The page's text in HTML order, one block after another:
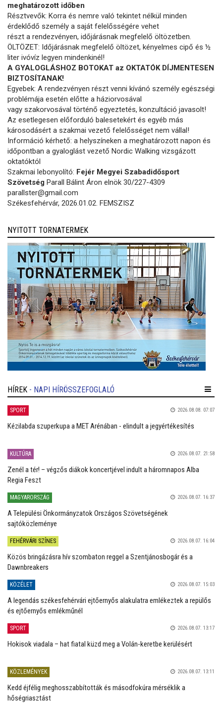
meghatározott időben
Résztvevők: Korra és nemre való tekintet nélkül minden
érdeklődő személy a saját felelősségére vehet
részt a rendezvényen, időjárásnak megfelelő öltözetben.
ÖLTÖZET: Időjárásnak megfelelő öltözet, kényelmes cipő és ½
liter ivóvíz legyen mindenkinél!
A GYALOGLÁSHOZ BOTOKAT az OKTATÓK DÍJMENTESEN
BIZTOSÍTANAK!
Egyebek: A rendezvényen részt venni kívánó személy egészségi
problémája esetén előtte a háziorvosával
vagy szakorvosával történő egyeztetés, konzultáció javasolt!
Az esetlegesen előforduló balesetekért és egyéb más
károsodásért a szakmai vezető felelősséget nem vállal!
Információ kérhető: a helyszíneken a meghatározott napon és
időpontban a gyaloglást vezető Nordic Walking vizsgázott
oktatóktól
Szakmai lebonyolító: Fejér Megyei Szabadidősport
Szövetség Parall Bálint Áron elnök 30/227-4309
parallster@gmail.com
Székesfehérvár, 2026.01.02. FEMSZISZ
NYITOTT TORNATERMEK
HÍREK - NAPI HÍRÖSSZEFOGLALÓ
SPORT 2026.08.08. 07:07
Kézilabda szuperkupa a MET Arénában - elindult a jegyértékesítés
KULTÚRA 2026.08.07. 21:58
Zenél a tér! – végzős diákok koncertjével indult a háromnapos Alba
Regia Feszt
MAGYARORSZÁG 2026.08.07. 16:37
A Települési Önkormányzatok Országos Szövetségének
sajtóközleménye
FEHÉRVÁRI SZÍNES 2026.08.07. 16:04
Közös bringázásra hív szombaton reggel a Szentjánosbogár és a
Dawnbreakers
KÖZÉLET 2026.08.07. 15:03
A legendás székesfehérvári ejtőernyős alakulatra emlékeztek a repülős
és ejtőernyős emlékműnél
SPORT 2026.08.07. 13:17
Hokisok viadala – hat fiatal küzd meg a Volán-keretbe kerülésért
KÖZLEMÉNYEK 2026.08.07. 13:11
Kedd éjfélig meghosszabbították és másodfokúra mérséklik a
hőségriasztást